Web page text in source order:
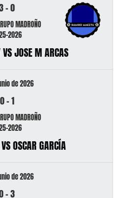
-0
MADROÑO
2026
JOSE M ARCAS
de 2026
0-1
MADROÑO
2026
OSCAR GARCÍA
de 2026
-3